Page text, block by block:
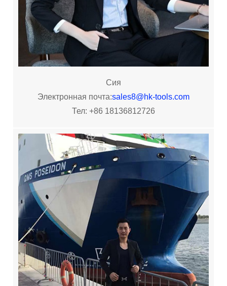
Сия
Электронная почта:sales8@hk-tools.com
Тел: +86 18136812726